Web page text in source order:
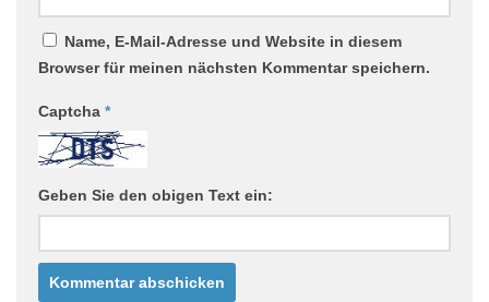
Name, E-Mail-Adresse und Website in diesem
Browser für meinen nächsten Kommentar speichern.
Captcha *
Geben Sie den obigen Text ein: